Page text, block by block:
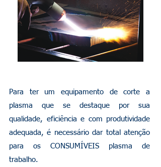
Para ter um equipamento de corte a
plasma que se destaque por sua
qualidade, eficiência e com produtividade
adequada, é necessário dar total atenção
para os CONSUMÍVEIS plasma de
trabalho.